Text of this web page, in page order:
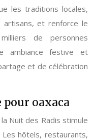
les traditions locales,
et renforce le
de personnes
ambiance festive et
et de célébration
oaxaca
Nuit des Radis stimule
Les hôtels, restaurants,